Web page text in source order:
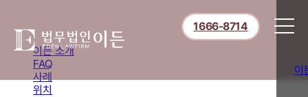
이든 소개
FAQ
사례
위치
1666-8714
이